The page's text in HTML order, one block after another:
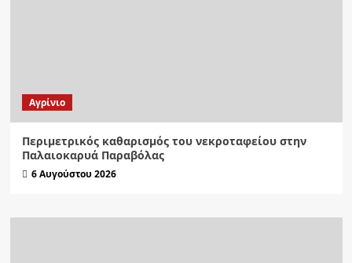
Aγρίνιο
Περιμετρικός καθαρισμός του νεκροταφείου στην
Παλαιοκαρυά Παραβόλας
6 Αυγούστου 2026